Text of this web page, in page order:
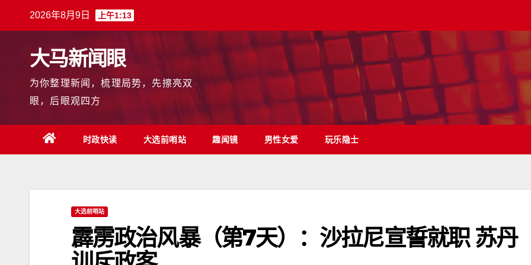
2026年8月9日 上午1:13
大马新闻眼
为你整理新闻，梳理局势，先擦亮双
眼，后眼观四方
时政快读 大选前哨站 趣闻镜 男性女爱 玩乐隐士
大选前哨站
霹雳政治风暴（第7天）：沙拉尼宣誓就职 苏丹